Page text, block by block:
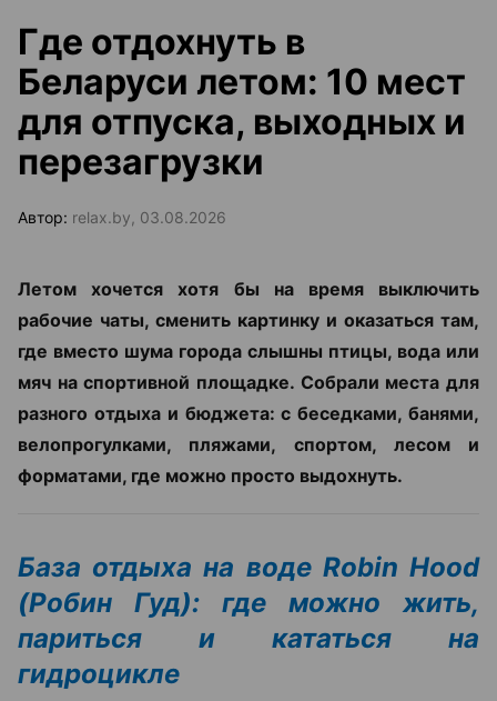
Где отдохнуть в
Беларуси летом: 10 мест
для отпуска, выходных и
перезагрузки
Автор: relax.by, 03.08.2026
Летом хочется хотя бы на время выключить
рабочие чаты, сменить картинку и оказаться там,
где вместо шума города слышны птицы, вода или
мяч на спортивной площадке. Собрали места для
разного отдыха и бюджета: с беседками, банями,
велопрогулками, пляжами, спортом, лесом и
форматами, где можно просто выдохнуть.
База отдыха на воде Robin Hood
(Робин Гуд): где можно жить,
париться и кататься на
гидроцикле